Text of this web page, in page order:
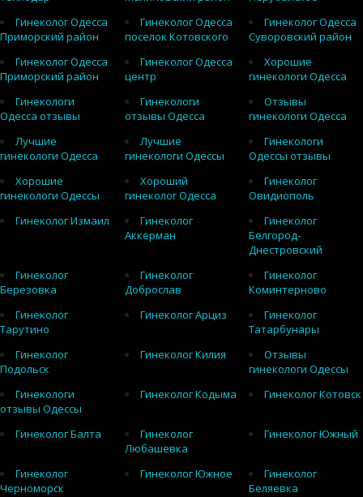
Гинеколог Одесса
Приморский район
Гинеколог Одесса
поселок Котовского
Гинеколог Одесса
Суворовский район
Гинеколог Одесса
Приморский район
Гинеколог Одесса
центр
Хорошие
гинекологи Одесса
Гинекологи
Одесса отзывы
Гинекологи
отзывы Одесса
Отзывы
гинекологи Одесса
Лучшие
гинекологи Одесса
Лучшие
гинекологи Одессы
Гинекологи
Одессы отзывы
Хорошие
гинекологи Одессы
Хороший
гинеколог Одесса
Гинеколог
Овидиополь
Гинеколог Измаил
Гинеколог
Аккерман
Гинеколог
Белгород-
Днестровский
Гинеколог
Березовка
Гинеколог
Доброслав
Гинеколог
Коминтерново
Гинеколог
Тарутино
Гинеколог Арциз
Гинеколог
Татарбунары
Гинеколог
Подольск
Гинеколог Килия
Отзывы
гинекологи Одессы
Гинекологи
отзывы Одессы
Гинеколог Кодыма Гинеколог Котовск
Гинеколог Балта
Гинеколог
Любашевка
Гинеколог Южный
Гинеколог
Черноморск
Гинеколог Южное
Гинеколог
Беляевка